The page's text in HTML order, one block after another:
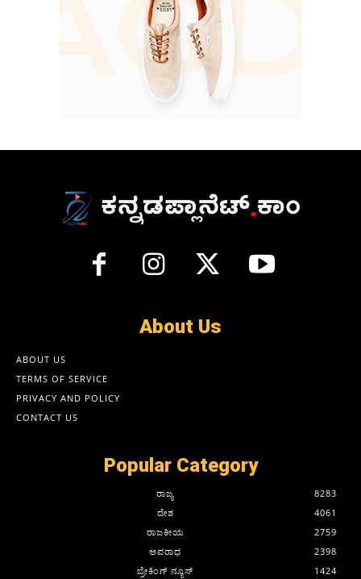
About Us
ABOUT US
TERMS OF SERVICE
PRIVACY AND POLICY
CONTACT US
Popular Category
ರಾಜ್ಯ
8283
ದೇಶ
4061
ರಾಜಕೀಯ
2759
ಅಪರಾಧ
2398
ಬ್ರೇಕಿಂಗ್ ನ್ಯೂಸ್
1424